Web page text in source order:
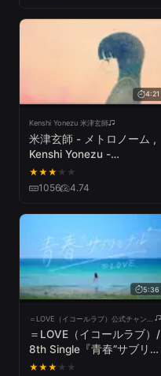
4:21
Kenshi Yonezu 米津玄師
米津玄師 - メトロノーム ,
Kenshi Yonezu -
Metronome
★★★ ★ ★
1056 4.74
5:36
＝LOVE（イコールラブ）/
8th Single『青春”サブリミ
ナル”』【MV full】
★★★ ★ ★